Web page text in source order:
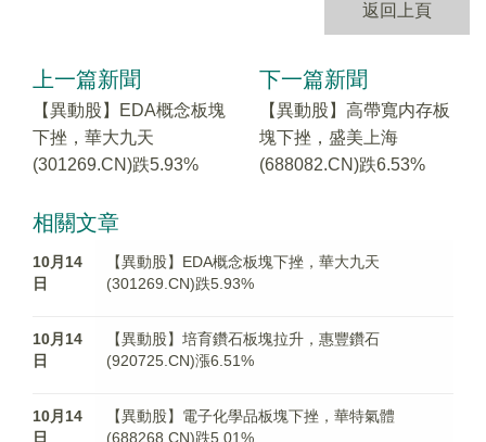
返回上頁
上一篇新聞
【異動股】EDA概念板塊
下挫，華大九天
(301269.CN)跌5.93%
下一篇新聞
【異動股】高帶寬内存板
塊下挫，盛美上海
(688082.CN)跌6.53%
相關文章
10月14
日
【異動股】EDA概念板塊下挫，華大九天
(301269.CN)跌5.93%
10月14
日
【異動股】培育鑽石板塊拉升，惠豐鑽石
(920725.CN)漲6.51%
10月14
日
【異動股】電子化學品板塊下挫，華特氣體
(688268.CN)跌5.01%